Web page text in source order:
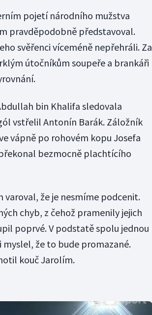
pojetí národního mužstva
pravděpodobně představoval.
svěřenci víceméně nepřehráli. Za
útočníkům soupeře a brankáři
bin Khalifa sledovala
vstřelil Antonín Barák. Záložník
vápně po rohovém kopu Josefa
bezmocně plachtícího
varoval, že je nesmíme podcenit.
chyb, z čehož pramenily jejich
poprvé. V podstatě spolu jednou
že to bude promazané.
kouč Jarolím.